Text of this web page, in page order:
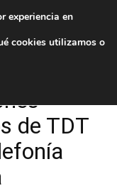
de TDT
experiencia en
cookies utilizamos o